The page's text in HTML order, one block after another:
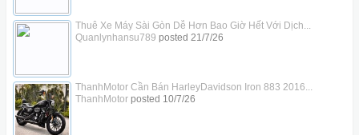
Thuê Xe Máy Sài Gòn Dễ Hơn Bao Giờ Hết Với Dịch...
Quanlynhansu789 posted 21/7/26
ThanhMotor Cần Bán HarleyDavidson Iron 883 2016...
ThanhMotorposted 10/7/26